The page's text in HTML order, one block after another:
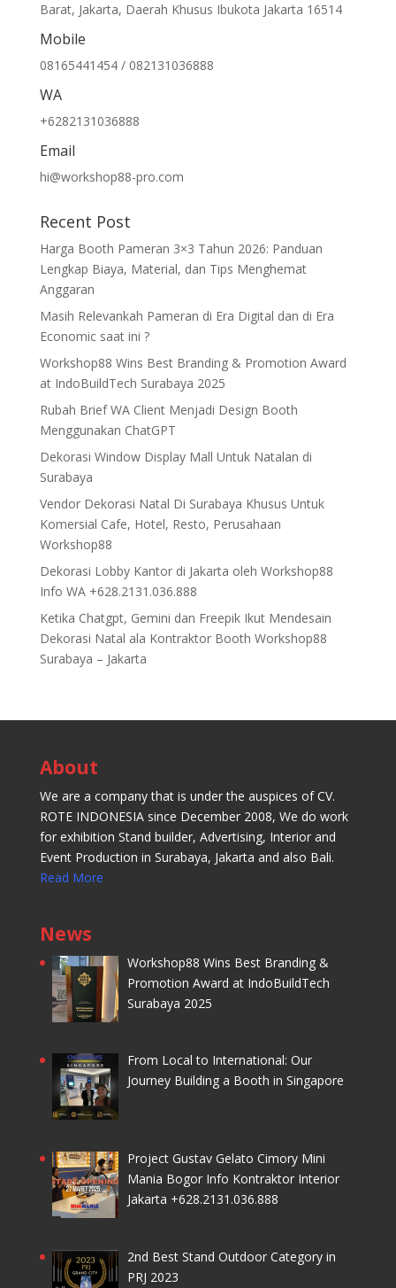
Barat, Jakarta, Daerah Khusus Ibukota Jakarta 16514
Mobile
08165441454 / 082131036888
WA
+6282131036888
Email
hi@workshop88-pro.com
Recent Post
Harga Booth Pameran 3×3 Tahun 2026: Panduan
Lengkap Biaya, Material, dan Tips Menghemat
Anggaran
Masih Relevankah Pameran di Era Digital dan di Era
Economic saat ini ?
Workshop88 Wins Best Branding & Promotion Award
at IndoBuildTech Surabaya 2025
Rubah Brief WA Client Menjadi Design Booth
Menggunakan ChatGPT
Dekorasi Window Display Mall Untuk Natalan di
Surabaya
Vendor Dekorasi Natal Di Surabaya Khusus Untuk
Komersial Cafe, Hotel, Resto, Perusahaan
Workshop88
Dekorasi Lobby Kantor di Jakarta oleh Workshop88
Info WA +628.2131.036.888
Ketika Chatgpt, Gemini dan Freepik Ikut Mendesain
Dekorasi Natal ala Kontraktor Booth Workshop88
Surabaya – Jakarta
About
We are a company that is under the auspices of CV.
ROTE INDONESIA since December 2008, We do work
for exhibition Stand builder, Advertising, Interior and
Event Production in Surabaya, Jakarta and also Bali.
Read More
News
Workshop88 Wins Best Branding &
Promotion Award at IndoBuildTech
Surabaya 2025
From Local to International: Our
Journey Building a Booth in Singapore
Project Gustav Gelato Cimory Mini
Mania Bogor Info Kontraktor Interior
Jakarta +628.2131.036.888
2nd Best Stand Outdoor Category in
PRJ 2023